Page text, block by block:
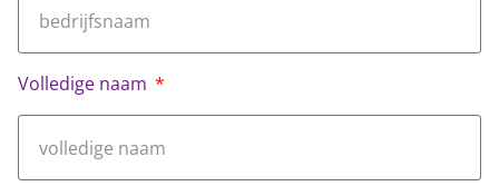
Volledige naam